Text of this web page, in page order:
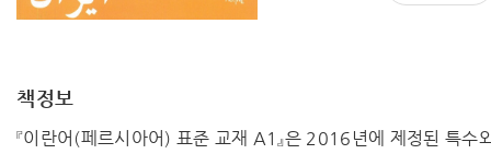
책정보
『이란어(페르시아어) 표준 교재 A1』은 2016년에 제정된 특